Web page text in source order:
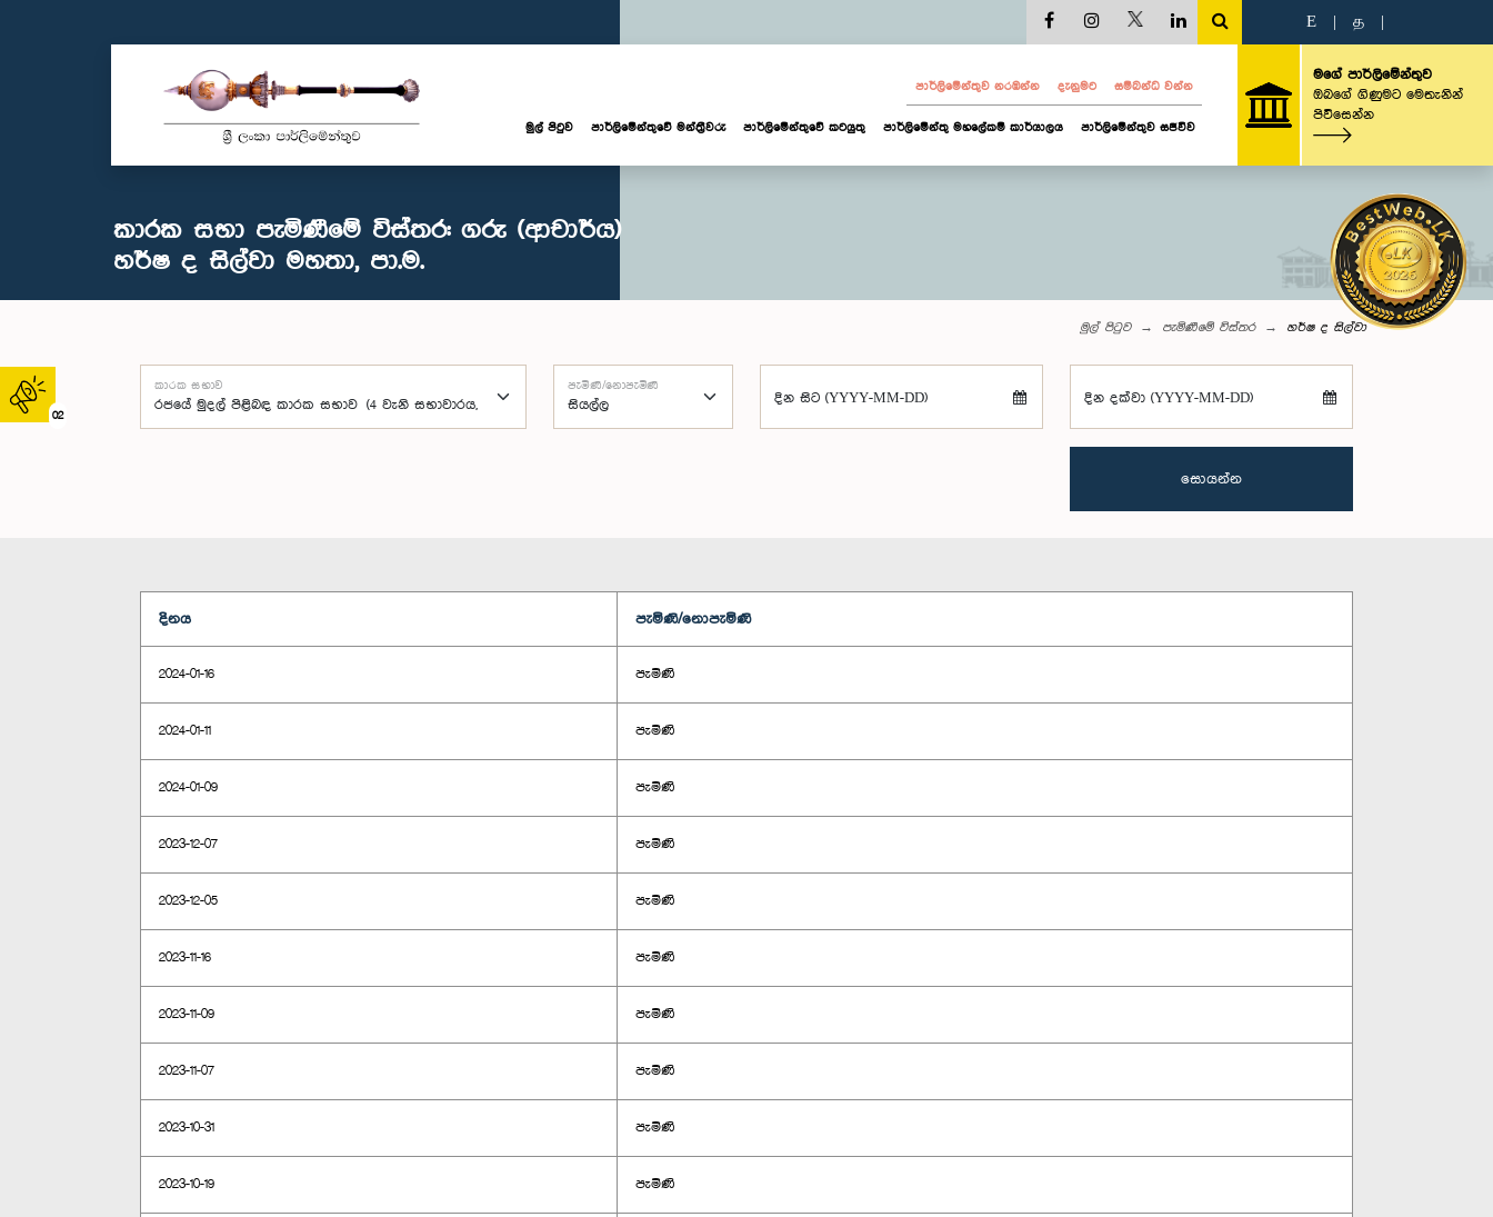
02
E த
පාර්ලි‌මේන්තුව නරඹන්න දැනුමට සම්බන්ධ වන්න
මුල් පිටුව පාර්ලි‌මේන්තුවේ මන්ත්‍රීවරු පාර්ලිමේන්තුවේ කටයුතු පාර්ලිමේන්තු මහලේකම් කාර්යාලය පාර්ලිමේන්තුව සජීවීව
මගේ පාර්ලිමේන්තුව
ඔබගේ ගිණුමට මෙතැනින්
පිවිසෙන්න
කාරක සභා පැමිණීමේ විස්තර: ගරු (ආචාර්ය)
හර්ෂ ද සිල්වා මහතා, පා.ම.
මුල් පිටුව පැමිණීමේ විස්තර හර්ෂ ද සිල්වා
කාරක සභාව පැමිණි/නොපැමිණි
දින සිට (YYYY-MM-DD) දින දක්වා (YYYY-MM-DD)
සොයන්න
දිනය පැමිණි/නොපැමිණි
2024-01-16 පැමිණි
2024-01-11 පැමිණි
2024-01-09 පැමිණි
2023-12-07 පැමිණි
2023-12-05 පැමිණි
2023-11-16 පැමිණි
2023-11-09 පැමිණි
2023-11-07 පැමිණි
2023-10-31 පැමිණි
2023-10-19 පැමිණි